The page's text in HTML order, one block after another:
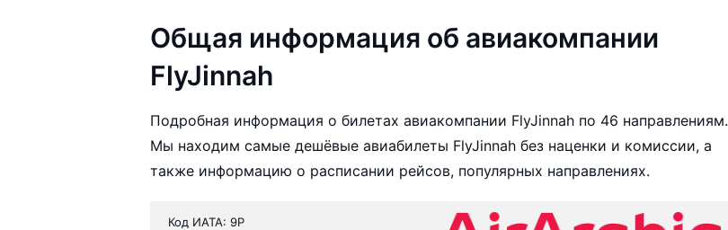
Общая информация об авиакомпании
FlyJinnah
Подробная информация о билетах авиакомпании FlyJinnah по 46 направлениям.
Мы находим самые дешёвые авиабилеты FlyJinnah без наценки и комиссии, а
также информацию о расписании рейсов, популярных направлениях.
Код ИАТА: 9P